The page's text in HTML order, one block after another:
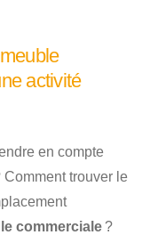
activité
en compte
Comment trouver le
commerciale ?